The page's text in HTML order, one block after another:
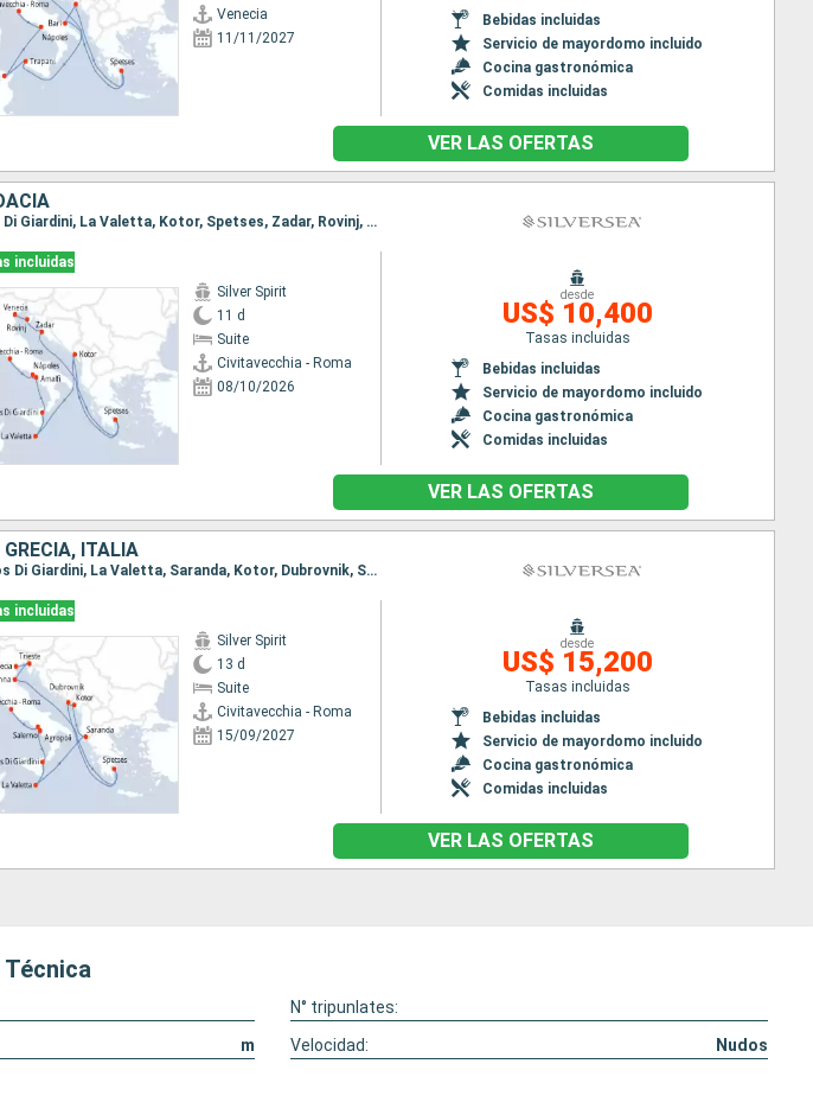
Venecia
11/11/2027
Bebidas incluidas
Servicio de mayordomo incluido
Cocina gastronómica
Comidas incluidas
VER LAS OFERTAS
Itinerario : Civitavecchia - Roma, Nápoles, Amalfi, Naxos Di Giardini, La Valetta, Kotor, Spetses, Zadar, Rovinj, Venecia, Civitavecchia - Roma, Nápoles, Amalfi, Naxos Di Giardini, La Valetta, Kotor, Spetses, Zadar, Rovinj, Venecia
incluidas
Silver Spirit
11 d
Suite
Civitavecchia - Roma
08/10/2026
desde
US$ 10,400
Tasas incluidas
Bebidas incluidas
Servicio de mayordomo incluido
Cocina gastronómica
Comidas incluidas
VER LAS OFERTAS
ITALIA
Itinerario : Civitavecchia - Roma, Salerno, Agropoli, Naxos Di Giardini, La Valetta, Saranda, Kotor, Dubrovnik, Spetses, Ravenna, Trieste, Venecia, Civitavecchia - Roma, Salerno, Agropoli, Naxos Di Giardini, La Valetta, Saranda, Kotor, Dubrovnik, Spetses, Ravenna, Trieste, Venecia
incluidas
Silver Spirit
13 d
Suite
Civitavecchia - Roma
15/09/2027
desde
US$ 15,200
Tasas incluidas
Bebidas incluidas
Servicio de mayordomo incluido
Cocina gastronómica
Comidas incluidas
VER LAS OFERTAS
Técnica
N° tripunlates:
m Velocidad: Nudos